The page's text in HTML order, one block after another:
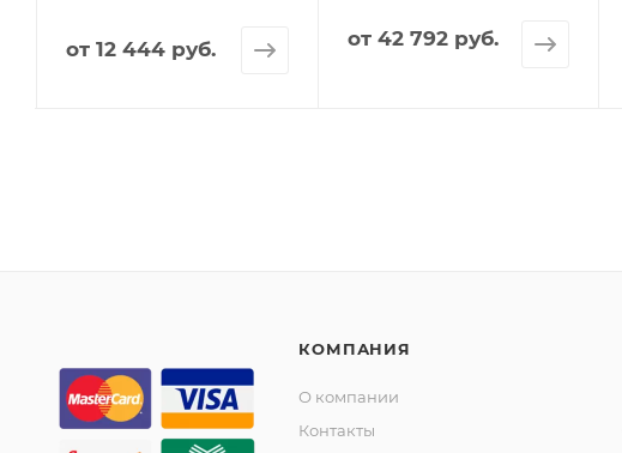
от 12 444 руб. от 42 792 руб.
КОМПАНИЯ
О компании
Контакты